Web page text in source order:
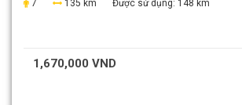
7 135 km Được sử dụng: 148 km
1,670,000 VND